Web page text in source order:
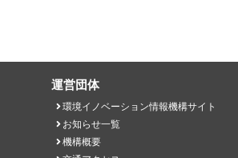
運営団体
環境イノベーション情報機構サイト
お知らせ一覧
機構概要